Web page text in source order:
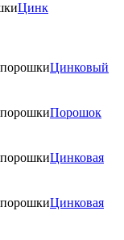
Цинк
Цинковый
Порошок
Цинковая
Цинковая